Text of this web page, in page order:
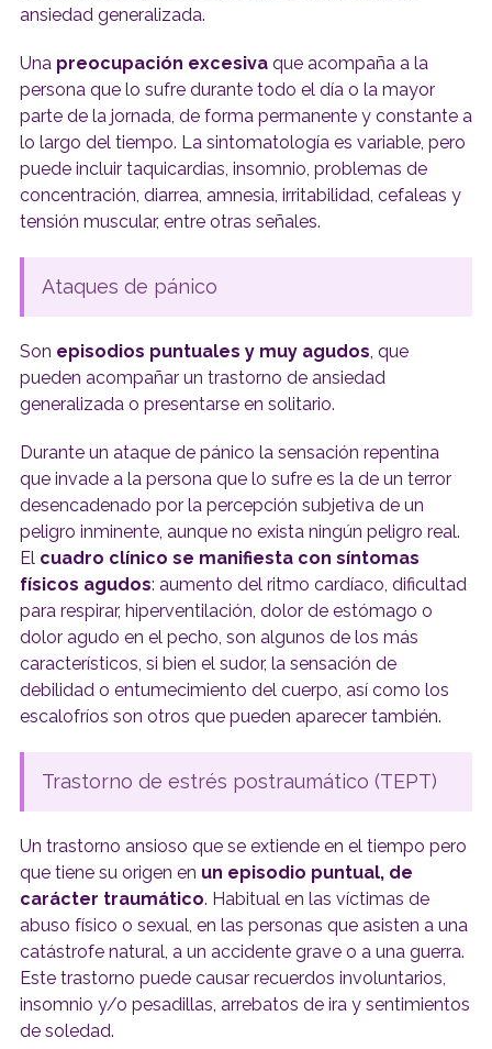
ansiedad generalizada.
Una preocupación excesivaque acompaña a la
persona que lo sufre durante todo el día o la mayor
parte de la jornada, de forma permanente y constante a
lo largo del tiempo. La sintomatología es variable, pero
puede incluir taquicardias, insomnio, problemas de
concentración, diarrea, amnesia, irritabilidad, cefaleas y
tensión muscular, entre otras señales.
Ataques de pánico
Son episodios puntuales y muy agudos , que
pueden acompañar un trastorno de ansiedad
generalizada o presentarse en solitario.
Durante un ataque de pánico la sensación repentina
que invade a la persona que lo sufre es la de un terror
desencadenado por la percepción subjetiva de un
peligro inminente, aunque no exista ningún peligro real.
El cuadro clínico se manifiesta con síntomas
físicos agudos: aumento del ritmo cardíaco, dificultad
para respirar, hiperventilación, dolor de estómago o
dolor agudo en el pecho, son algunos de los más
característicos, si bien el sudor, la sensación de
debilidad o entumecimiento del cuerpo, así como los
escalofríos son otros que pueden aparecer también.
Trastorno de estrés postraumático (TEPT)
Un trastorno ansioso que se extiende en el tiempo pero
que tiene su origen en un episodio puntual, de
carácter traumático. Habitual en las víctimas de
abuso físico o sexual, en las personas que asisten a una
catástrofe natural, a un accidente grave o a una guerra.
Este trastorno puede causar recuerdos involuntarios,
insomnio y/o pesadillas, arrebatos de ira y sentimientos
de soledad.